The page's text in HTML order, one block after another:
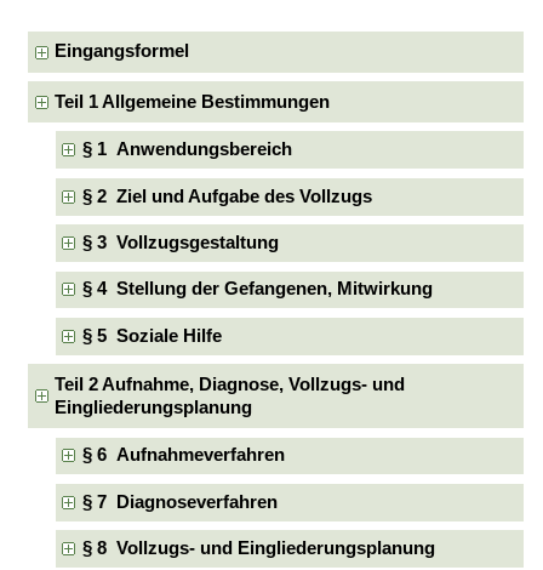
Eingangsformel
Teil 1 Allgemeine Bestimmungen
§ 1 Anwendungsbereich
§ 2 Ziel und Aufgabe des Vollzugs
§ 3 Vollzugsgestaltung
§ 4 Stellung der Gefangenen, Mitwirkung
§ 5 Soziale Hilfe
Teil 2 Aufnahme, Diagnose, Vollzugs- und
Eingliederungsplanung
§ 6 Aufnahmeverfahren
§ 7 Diagnoseverfahren
§ 8 Vollzugs- und Eingliederungsplanung